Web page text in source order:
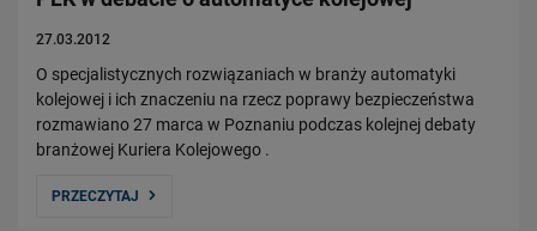
27.03.2012
O specjalistycznych rozwiązaniach w branży automatyki
kolejowej i ich znaczeniu na rzecz poprawy bezpieczeństwa
rozmawiano 27 marca w Poznaniu podczas kolejnej debaty
branżowej Kuriera Kolejowego .
PRZECZYTAJ